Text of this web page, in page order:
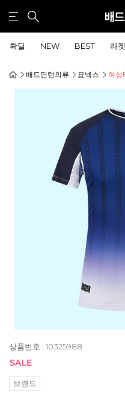
확딜 NEW BEST 라켓
배드민턴의류 요넥스 여성
상품번호 : 10325988
브랜드